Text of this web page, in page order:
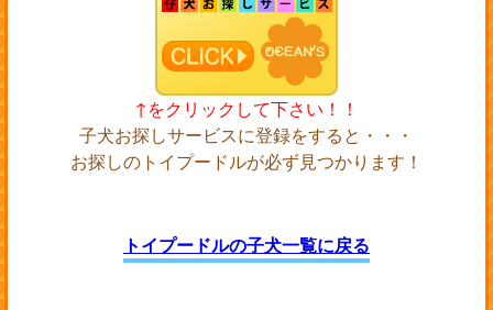
↑をクリックして下さい！！
子犬お探しサービスに登録をすると・・・
お探しのトイプードルが必ず見つかります！
トイプードルの子犬一覧に戻る